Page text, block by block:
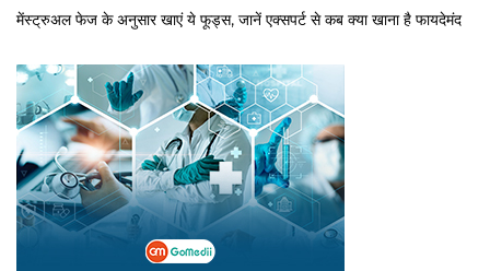
मेंस्ट्रुअल फेज के अनुसार खाएं ये फूड्स, जानें एक्सपर्ट से कब क्या खाना है फायदेमंद